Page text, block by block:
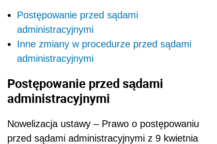
Postępowanie przed sądami
administracyjnymi
Inne zmiany w procedurze przed sądami
administracyjnymi
Postępowanie przed sądami
administracyjnymi
Nowelizacja ustawy – Prawo o postępowaniu
przed sądami administracyjnymi z 9 kwietnia